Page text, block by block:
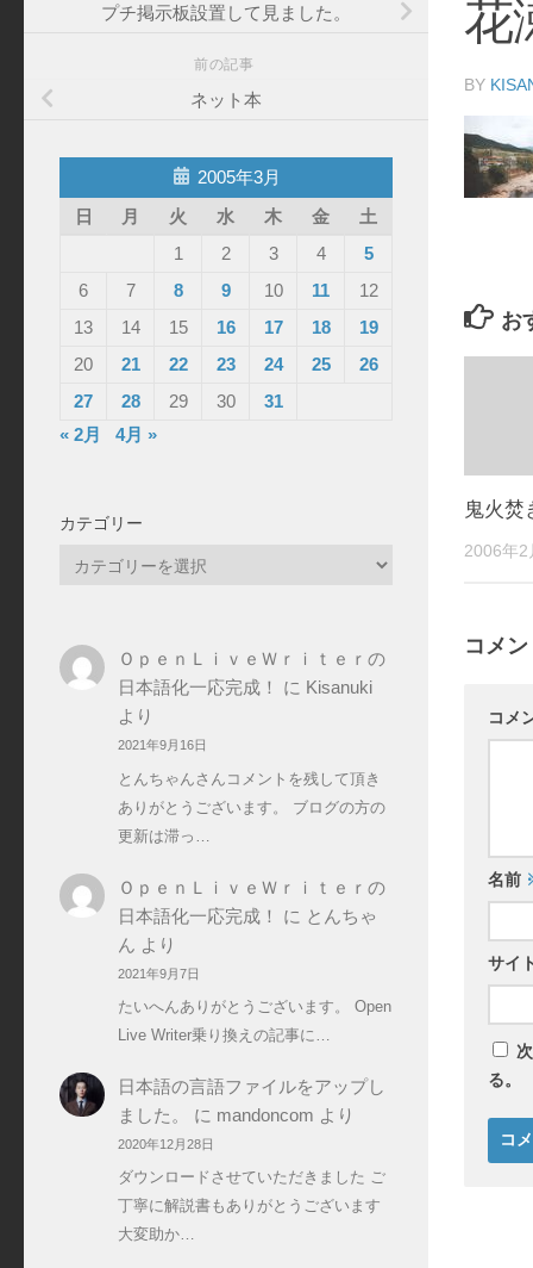
花
BY
お
鬼火
2006年2
コメ
コメ
名前
サイト
る。
プチ掲示板設置して見ました。
前の記事
ネット本
2005年3月
日
月 火 水 木 金
土
1
2 3 4
5
6
7 8 9 10 11
12
13
14 15 16 17 18
19
20
21 22 23 24 25
26
27
28 29 30
31
« 2月
4月 »
カテゴリー
リ
ー
ＯｐｅｎＬｉｖｅＷｒｉｔｅｒの
日本語化一応完成！
に Kisanuki
より
2021年9月16日
とんちゃんさんコメントを残して頂き
ありがとうございます。 ブログの方の
更新は滞っ…
ＯｐｅｎＬｉｖｅＷｒｉｔｅｒの
日本語化一応完成！
に とんちゃ
ん より
2021年9月7日
たいへんありがとうございます。 Open
Live Writer乗り換えの記事に…
日本語の言語ファイルをアップし
ました。
に mandoncom より
2020年12月28日
ダウンロードさせていただきました ご
丁寧に解説書もありがとうございます
大変助か…